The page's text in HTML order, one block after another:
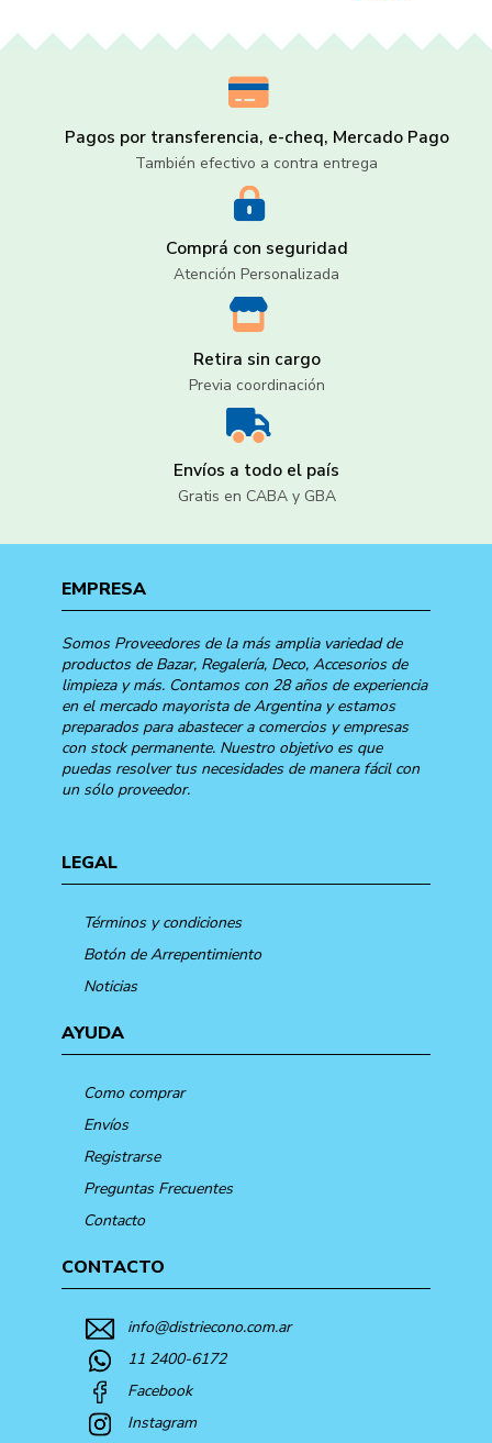
Pagos por transferencia, e-cheq, Mercado Pago
También efectivo a contra entrega
Comprá con seguridad
Atención Personalizada
Retira sin cargo
Previa coordinación
Envíos a todo el país
Gratis en CABA y GBA
EMPRESA
Somos Proveedores de la más amplia variedad de
productos de Bazar, Regalería, Deco, Accesorios de
limpieza y más. Contamos con 28 años de experiencia
en el mercado mayorista de Argentina y estamos
preparados para abastecer a comercios y empresas
con stock permanente. Nuestro objetivo es que
puedas resolver tus necesidades de manera fácil con
un sólo proveedor.
LEGAL
Términos y condiciones
Botón de Arrepentimiento
Noticias
AYUDA
Como comprar
Envíos
Registrarse
Preguntas Frecuentes
Contacto
CONTACTO
info@distriecono.com.ar
11 2400-6172
Facebook
Instagram